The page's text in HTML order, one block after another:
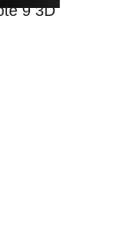
9 3D